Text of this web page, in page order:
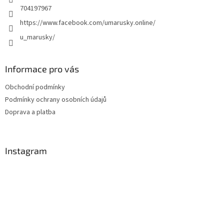
704197967
https://www.facebook.com/umarusky.online/
u_marusky/
Informace pro vás
Obchodní podmínky
Podmínky ochrany osobních údajů
Doprava a platba
Instagram